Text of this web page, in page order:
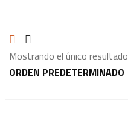
Mostrando el único resultado